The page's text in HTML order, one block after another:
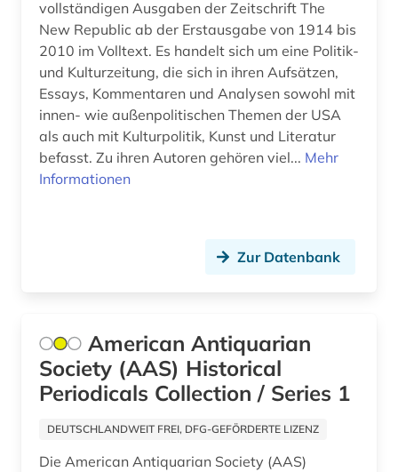
angewandte wissenschaften (1)
anglikanische kirche der provinz uganda (1)
anglistik (12)
anglo-amerikanische beziehungen (1)
anlagenbau (1)
anlagensicherheit (1)
anleitung (1)
anna (1)
vollständigen Ausgaben der Zeitschrift The
New Republic ab der Erstausgabe von 1914 bis
2010 im Volltext. Es handelt sich um eine Politik-
und Kulturzeitung, die sich in ihren Aufsätzen,
Essays, Kommentaren und Analysen sowohl mit
innen- wie außenpolitischen Themen der USA
als auch mit Kulturpolitik, Kunst und Literatur
befasst. Zu ihren Autoren gehören viel... Mehr
Informationen
Zur Datenbank
American Antiquarian
Society (AAS) Historical
Periodicals Collection / Series 1
DEUTSCHLANDWEIT FREI, DFG-GEFÖRDERTE LIZENZ
Die American Antiquarian Society (AAS)